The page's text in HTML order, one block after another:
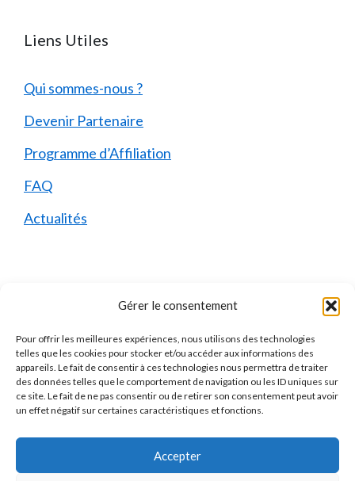
Gérer le consentement
Pour offrir les meilleures expériences, nous utilisons des technologies
telles que les cookies pour stocker et/ou accéder aux informations des
appareils. Le fait de consentir à ces technologies nous permettra de traiter
des données telles que le comportement de navigation ou les ID uniques sur
ce site. Le fait de ne pas consentir ou de retirer son consentement peut avoir
un effet négatif sur certaines caractéristiques et fonctions.
Accepter
Liens Utiles
Qui sommes-nous ?
Devenir Partenaire
Programme d’Affiliation
FAQ
Actualités
Mentions Légales
Qui sommes-nous ?
Mentions Légales
Politique de Confidentialité
Contact